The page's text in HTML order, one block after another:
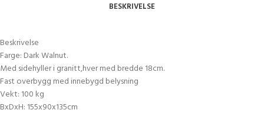
BESKRIVELSE
Beskrivelse
Farge: Dark Walnut.
Med sidehyller i granitt,hver med bredde 18cm.
Fast overbygg med innebygd belysning
Vekt: 100 kg
BxDxH: 155x90x135cm